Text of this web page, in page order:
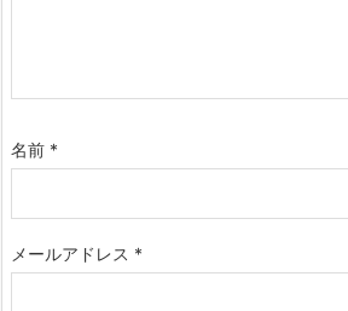
名前 *
メールアドレス *